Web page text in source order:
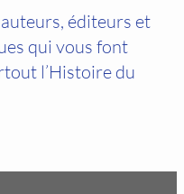
éditeurs et
qui vous font
l’Histoire du